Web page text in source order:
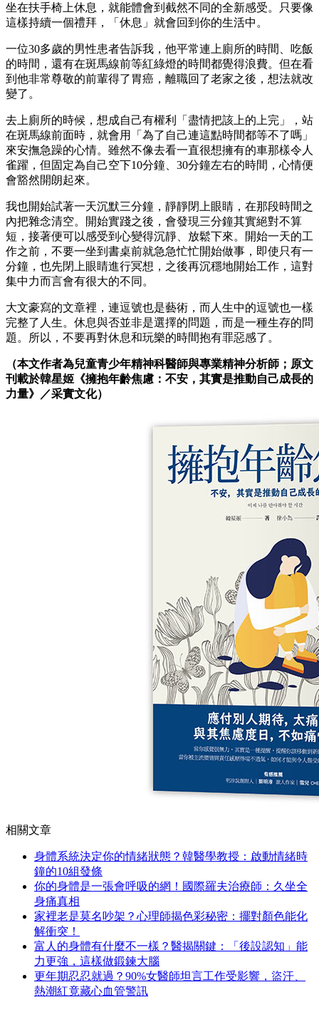
坐在扶手椅上休息，就能體會到截然不同的全新感受。只要像
這樣持續一個禮拜，「休息」就會回到你的生活中。
一位30多歲的男性患者告訴我，他平常連上廁所的時間、吃飯
的時間，還有在斑馬線前等紅綠燈的時間都覺得浪費。但在看
到他非常尊敬的前輩得了胃癌，離職回了老家之後，想法就改
變了。
去上廁所的時候，想成自己有權利「盡情把該上的上完」，站
在斑馬線前面時，就會用「為了自己連這點時間都等不了嗎」
來安撫急躁的心情。雖然不像去看一直很想擁有的車那樣令人
雀躍，但固定為自己空下10分鐘、30分鐘左右的時間，心情便
會豁然開朗起來。
我也開始試著一天沉默三分鐘，靜靜閉上眼睛，在那段時間之
內把雜念清空。開始實踐之後，會發現三分鐘其實絕對不算
短，接著便可以感受到心變得沉靜、放鬆下來。開始一天的工
作之前，不要一坐到書桌前就急急忙忙開始做事，即使只有一
分鐘，也先閉上眼睛進行冥想，之後再沉穩地開始工作，這對
集中力而言會有很大的不同。
大文豪寫的文章裡，連逗號也是藝術，而人生中的逗號也一樣
完整了人生。休息與否並非是選擇的問題，而是一種生存的問
題。所以，不要再對休息和玩樂的時間抱有罪惡感了。
（本文作者為兒童青少年精神科醫師與專業精神分析師；原文
刊載於韓星姬《擁抱年齡焦慮：不安，其實是推動自己成長的
力量》／采實文化）
相關文章
身體系統決定你的情緒狀態？韓醫學教授：啟動情緒時
鐘的10組發條
你的身體是一張會呼吸的網！國際羅夫治療師：久坐全
身痛真相
家裡老是莫名吵架？心理師揭色彩秘密：擺對顏色能化
解衝突！
富人的身體有什麼不一樣？醫揭關鍵：「後設認知」能
力更強，這樣做鍛鍊大腦
更年期忍忍就過？90%女醫師坦言工作受影響，盜汗、
熱潮紅竟藏心血管警訊